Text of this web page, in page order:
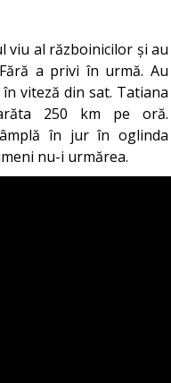
viu al războinicilor și au
a privi în urmă. Au
viteză din sat. Tatiana
250 km pe oră.
în jur în oglinda
nu-i urmărea.